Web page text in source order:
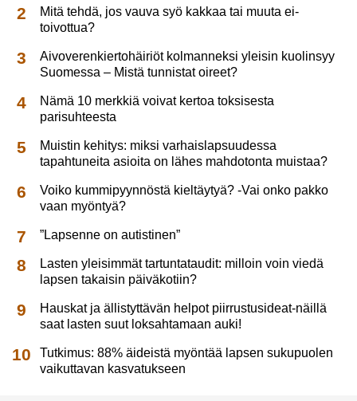
Mitä tehdä, jos vauva syö kakkaa tai muuta ei-
toivottua?
Aivoverenkiertohäiriöt kolmanneksi yleisin kuolinsyy
Suomessa – Mistä tunnistat oireet?
Nämä 10 merkkiä voivat kertoa toksisesta
parisuhteesta
Muistin kehitys: miksi varhaislapsuudessa
tapahtuneita asioita on lähes mahdotonta muistaa?
Voiko kummipyynnöstä kieltäytyä? -Vai onko pakko
vaan myöntyä?
”Lapsenne on autistinen”
Lasten yleisimmät tartuntataudit: milloin voin viedä
lapsen takaisin päiväkotiin?
Hauskat ja ällistyttävän helpot piirrustusideat-näillä
saat lasten suut loksahtamaan auki!
Tutkimus: 88% äideistä myöntää lapsen sukupuolen
vaikuttavan kasvatukseen